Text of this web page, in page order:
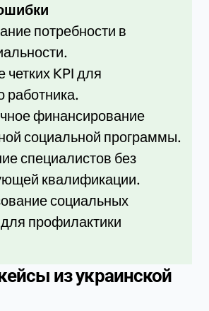
потребности в
четких KPI для
работника.
финансирование
социальной программы.
специалистов без
квалификации.
социальных
профилактики
из украинской